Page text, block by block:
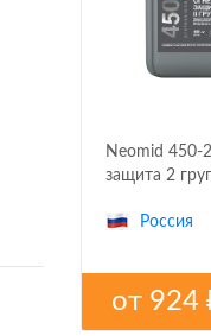
Neomid 450-
защита 2
Россия
от 924